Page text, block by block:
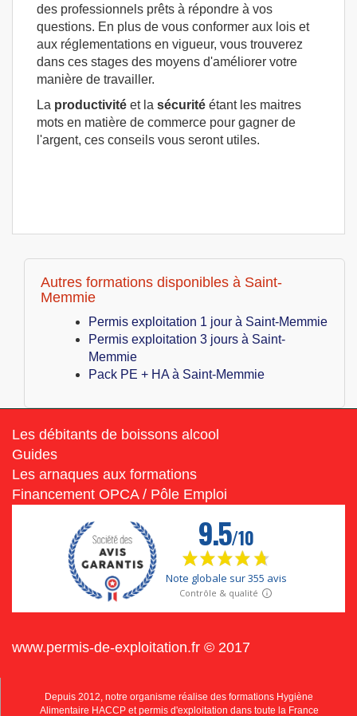
des professionnels prêts à répondre à vos
questions. En plus de vous conformer aux lois et
aux réglementations en vigueur, vous trouverez
dans ces stages des moyens d'améliorer votre
manière de travailler.
La productivité et la sécurité étant les maitres
mots en matière de commerce pour gagner de
l'argent, ces conseils vous seront utiles.
Autres formations disponibles à Saint-
Memmie
Permis exploitation 1 jour à Saint-Memmie
Permis exploitation 3 jours à Saint-
Memmie
Pack PE + HA à Saint-Memmie
Les débitants de boissons alcool
Guides
Les arnaques aux formations
Financement OPCA / Pôle Emploi
www.permis-de-exploitation.fr © 2017
Depuis 2012, notre organisme réalise des formations Hygiène
Alimentaire HACCP et permis d'exploitation dans toute la France